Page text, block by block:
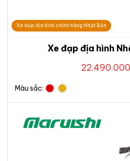
Xe đạp địa hình chính hãng Nhật Bản
Xe đạp địa hình
22.490.000
Màu sắc: